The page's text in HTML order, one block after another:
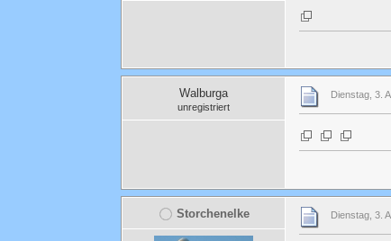
Walburga
unregistriert
Dienstag, 3.
Storchenelke Dienstag, 3.